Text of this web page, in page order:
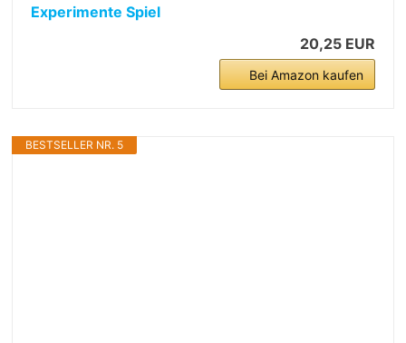
Experimente Spiel
20,25 EUR
Bei Amazon kaufen
BESTSELLER NR. 5